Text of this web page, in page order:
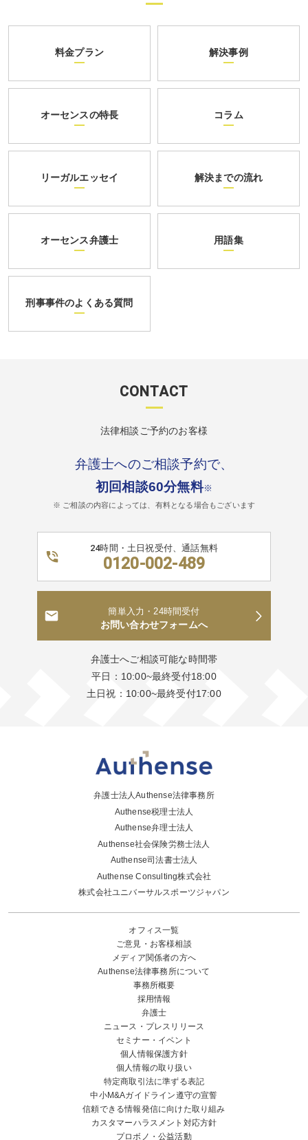
料金プラン 解決事例
オーセンスの特長 コラム
リーガルエッセイ 解決までの流れ
オーセンス弁護士 用語集
刑事事件のよくある質問
CONTACT
法律相談ご予約のお客様
弁護士へのご相談予約で、
初回相談60分無料※
※ ご相談の内容によっては、有料となる場合もございます
24時間・土日祝受付、通話無料
0120-002-489
簡単入力・24時間受付
お問い合わせフォームへ
弁護士へご相談可能な時間帯
平日：10:00~最終受付18:00
土日祝：10:00~最終受付17:00
弁護士法人Authense法律事務所
Authense税理士法人
Authense弁理士法人
Authense社会保険労務士法人
Authense司法書士法人
Authense Consulting株式会社
株式会社ユニバーサルスポーツジャパン
オフィス一覧
ご意見・お客様相談
メディア関係者の方へ
Authense法律事務所について
事務所概要
採用情報
弁護士
ニュース・プレスリリース
セミナー・イベント
個人情報保護方針
個人情報の取り扱い
特定商取引法に準ずる表記
中小M&Aガイドライン遵守の宣誓
信頼できる情報発信に向けた取り組み
カスタマーハラスメント対応方針
プロボノ・公益活動